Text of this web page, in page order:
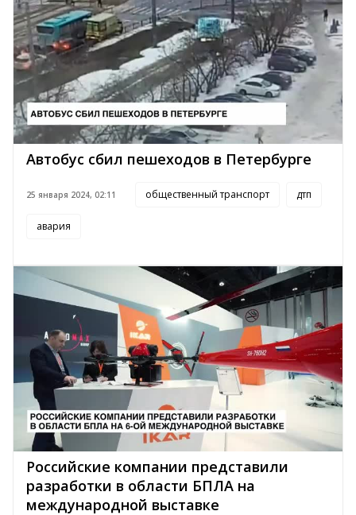
Автобус сбил пешеходов в Петербурге
25 января 2024, 02:11 общественный транспорт дтп
авария
Российские компании представили
разработки в области БПЛА на
международной выставке